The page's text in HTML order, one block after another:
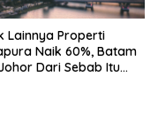
Lainnya Properti
Naik 60%, Batam
Dari Sebab Itu